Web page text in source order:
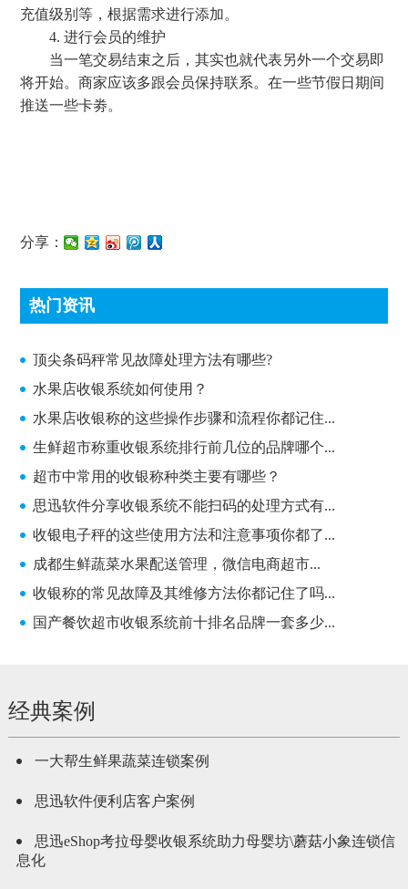
充值级别等，根据需求进行添加。
4. 进行会员的维护
当一笔交易结束之后，其实也就代表另外一个交易即
将开始。商家应该多跟会员保持联系。在一些节假日期间
推送一些卡劵。
分享：
热门资讯
顶尖条码秤常见故障处理方法有哪些?
顶尖条码秤常见故障处理方法有哪些?
水果店收银系统如何使用？
水果店收银称的这些操作步骤和流程你都记住...
生鲜超市称重收银系统排行前几位的品牌哪个...
超市中常用的收银称种类主要有哪些？
思迅软件分享收银系统不能扫码的处理方式有...
收银电子秤的这些使用方法和注意事项你都了...
成都生鲜蔬菜水果配送管理，微信电商超市...
收银称的常见故障及其维修方法你都记住了吗...
国产餐饮超市收银系统前十排名品牌一套多少...
经典案例
一大帮生鲜果蔬菜连锁案例
思迅软件便利店客户案例
思迅eShop考拉母婴收银系统助力母婴坊\蘑菇小象连锁信
息化